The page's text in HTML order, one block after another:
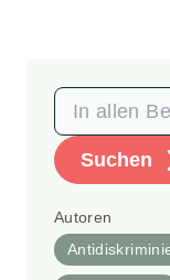
Suchen
Autoren